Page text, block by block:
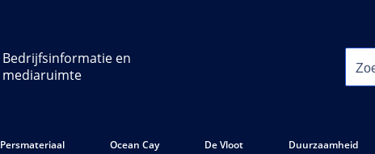
Bedrijfsinformatie en
mediaruimte
Persmateriaal Ocean Cay De Vloot Duurzaamheid